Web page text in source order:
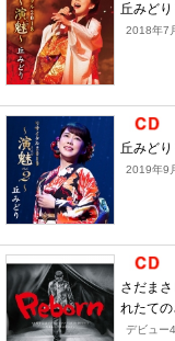
丘みど
2018年7
丘みど
2019年9
さだま
れたて
デビュー